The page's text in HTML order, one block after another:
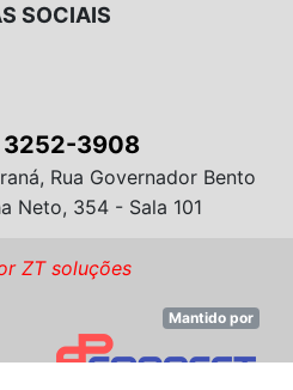
SOCIAIS
3908
Rua Governador Bento
Neto, 354 - Sala 101
ZT soluções
Mantido por